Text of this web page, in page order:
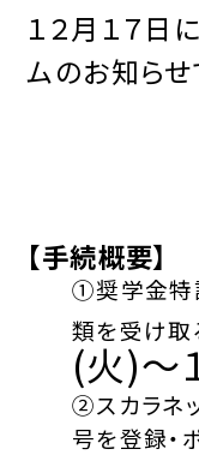
１２月１７日
ムのお知らせ
【手続概要】
①奨学金特
類を受け
(火)～
②スカラネ
号を登録・